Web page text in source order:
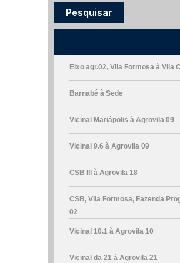
Eixo agr.02, Vila Formosa à Vila
Barnabé à Sede
Vicinal Mariápolis à Agrovila 09
Vicinal 9.6 à Agrovila 09
CSB III à Agrovila 18
CSB, Vila Formosa, Fazenda
02
Vicinal 10.1 à Agrovila 10
Vicinal da 21 à Agrovila 21